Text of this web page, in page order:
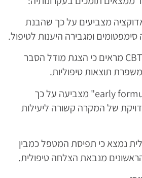
מצביעים על כך שהבנת
ומגבירה היענות לטיפול.
ב. מחקרים בתחום ה CBT מראים כי הצגת מודל הסבר
תוצאות טיפוליות.
ג. ספרות על "early formulation" מצביעה על כך
של המקרה קשורה ליעילות
נמצא כי תפיסת המטפל כמבין
מנבאת הצלחה טיפולית.